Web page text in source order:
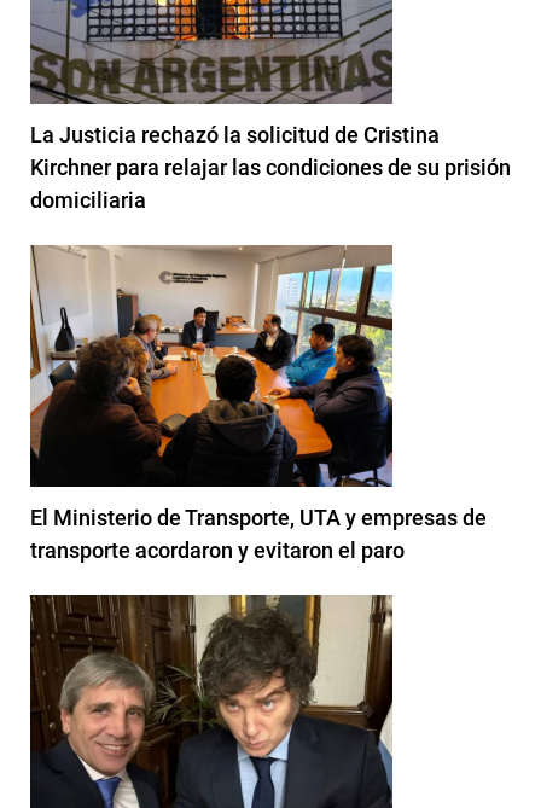
La Justicia rechazó la solicitud de Cristina
Kirchner para relajar las condiciones de su prisión
domiciliaria
El Ministerio de Transporte, UTA y empresas de
transporte acordaron y evitaron el paro